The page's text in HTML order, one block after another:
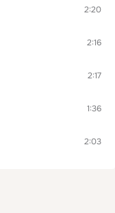
2:20
2:16
2:17
1:36
2:03